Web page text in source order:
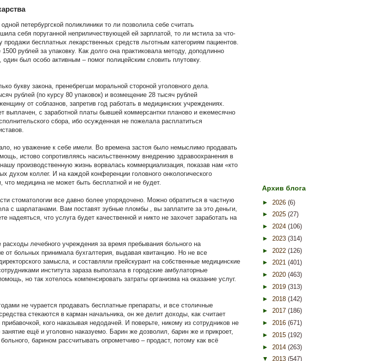
петербургской поликлиники то ли позволила себе считать
себя поруганной неприличествующей ей зарплатой, то ли мстила за что-
бесплатных лекарственных средств льготным категориям пациентов.
рублей за упаковку. Как долго она практиковала методу, доподлинно
был особо активным – помог полицейским словить плутовку.
букву закона, пренебрегши моральной стороной уголовного дела.
рублей (по курсу 80 упаковок) и возмещение 28 тысяч рублей
от соблазнов, запретив год работать в медицинских учреждениях.
выплачен, с заработной платы бывшей коммерсантки планово и ежемесячно
сбора, ибо осужденная не пожелала расплатиться
но уважение к себе имели. Во времена застоя было немыслимо продавать
истово сопротивляясь насильственному внедрению здравоохранения в
производственную жизнь ворвалась коммерциализация, показав нам «кто
духом коллег. И на каждой конференции головного онкологического
что медицина не может быть бесплатной и не будет.
стоматологии все давно более упорядочено. Можно обратиться в частную
с шарлатанами. Вам поставят зубные пломбы , вы заплатите за это деньги,
надеяться, что услуга будет качественной и никто не захочет заработать на
лечебного учреждения за время пребывания больного на
от больных принимала бухгалтерия, выдавая квитанцию. Но не все
замысла, и составляли прейскурант на собственные медицинские
института зараза выползала в городские амбулаторные
но так хотелось компенсировать затраты организма на оказание услуг.
не чурается продавать бесплатные препараты, и все столичные
стекаются в карман начальника, он же делит доходы, как считает
кого наказывая недодачей. И поверьте, никому из сотрудников не
занятие ещё и уголовно наказуемо. Барин же дозволил, барин же и прикроет,
барином рассчитывать опрометчиво – продаст, потому как всё
Архив блога
► 2026 (6)
► 2025 (27)
► 2024 (106)
► 2023 (314)
► 2022 (126)
► 2021 (401)
► 2020 (463)
► 2019 (313)
► 2018 (142)
► 2017 (186)
► 2016 (671)
► 2015 (192)
► 2014 (263)
▼ 2013 (547)